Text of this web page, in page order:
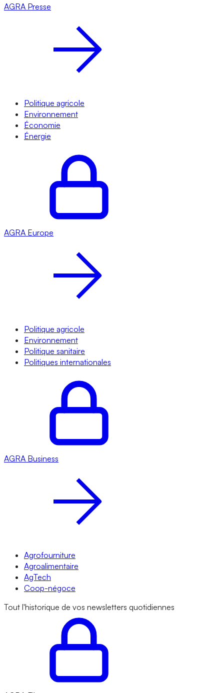
AGRA Presse
Politique agricole
Environnement
Économie
Énergie
AGRA Europe
Politique agricole
Environnement
Politique sanitaire
Politiques internationales
AGRA Business
Agrofourniture
Agroalimentaire
AgTech
Coop-négoce
Tout l'historique de vos newsletters quotidiennes